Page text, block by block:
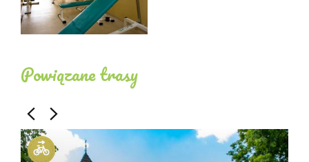
Ihnen ermöglichen, Ihr Training für jede sportliche
Disziplin zu optimieren.
körperliche Anstrengung, sondern oft auch um die
des Trainingsfortschritts. Wir verfügen über einen
Entspannungsraum mit einem großen Fernseher
für Computerpräsentationen. Unsere Gäste haben
Powiązane trasy